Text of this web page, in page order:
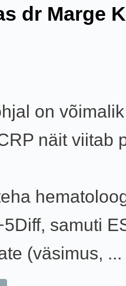
dr Marge
on
näit viitab
samuti
(väsimus, ...